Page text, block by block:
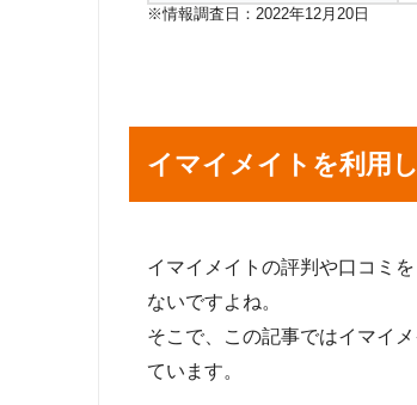
※情報調査日：2022年12月20日
イマイメイトを利用
イマイメイトの評判や口コミ
ないですよね。
そこで、この記事ではイマイ
ています。